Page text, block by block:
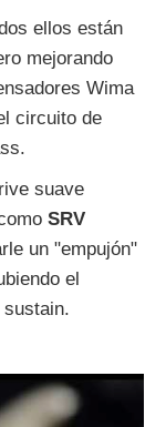
ellos están
mejorando
Wima
circuito de
suave
SRV
un "empujón"
el